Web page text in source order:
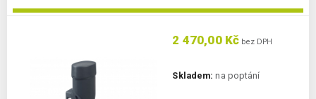
2 470,00 Kč bez DPH
Skladem: na poptání